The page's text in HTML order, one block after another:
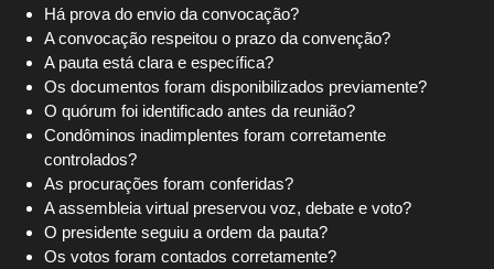
Há prova do envio da convocação?
A convocação respeitou o prazo da convenção?
A pauta está clara e específica?
Os documentos foram disponibilizados previamente?
O quórum foi identificado antes da reunião?
Condôminos inadimplentes foram corretamente
controlados?
As procurações foram conferidas?
A assembleia virtual preservou voz, debate e voto?
O presidente seguiu a ordem da pauta?
Os votos foram contados corretamente?